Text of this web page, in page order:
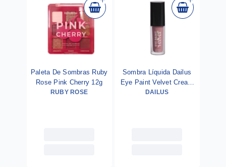
Paleta De Sombras Ruby
Rose Pink Cherry 12g
RUBY ROSE
Sombra Líquida Dailus
Eye Paint Velvet Cream
4ml
DAILUS